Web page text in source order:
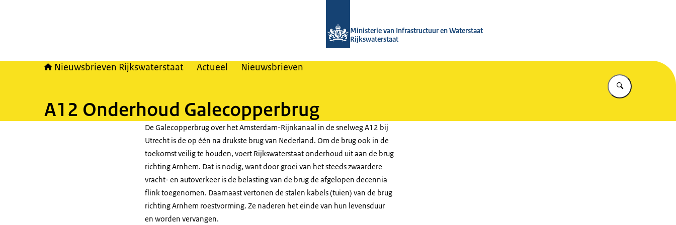
Ministerie van Infrastructuur en Waterstaat
Rijkswaterstaat
Nieuwsbrieven Rijkswaterstaat Actueel Nieuwsbrieven
Vul in wat u
A12 Onderhoud Galecopperbrug
De Galecopperbrug over het Amsterdam-Rijnkanaal in de snelweg A12 bij
Utrecht is de op één na drukste brug van Nederland. Om de brug ook in de
toekomst veilig te houden, voert Rijkswaterstaat onderhoud uit aan de brug
richting Arnhem. Dat is nodig, want door groei van het steeds zwaardere
vracht- en autoverkeer is de belasting van de brug de afgelopen decennia
flink toegenomen. Daarnaast vertonen de stalen kabels (tuien) van de brug
richting Arnhem roestvorming. Ze naderen het einde van hun levensduur
en worden vervangen.